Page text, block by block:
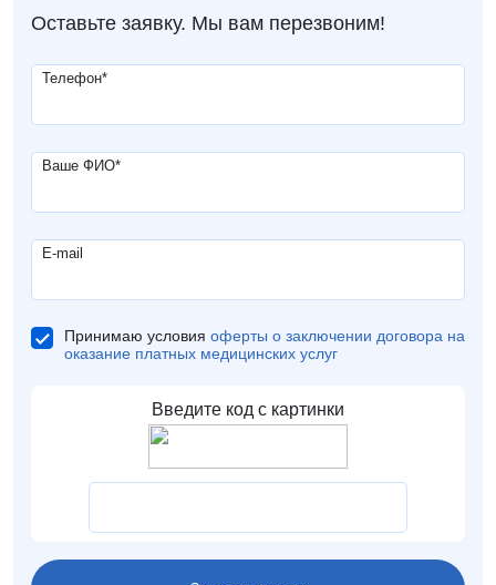
Оставьте заявку. Мы вам перезвоним!
Телефон*
Ваше ФИО*
E-mail
Принимаю условия оферты о заключении договора на
оказание платных медицинских услуг